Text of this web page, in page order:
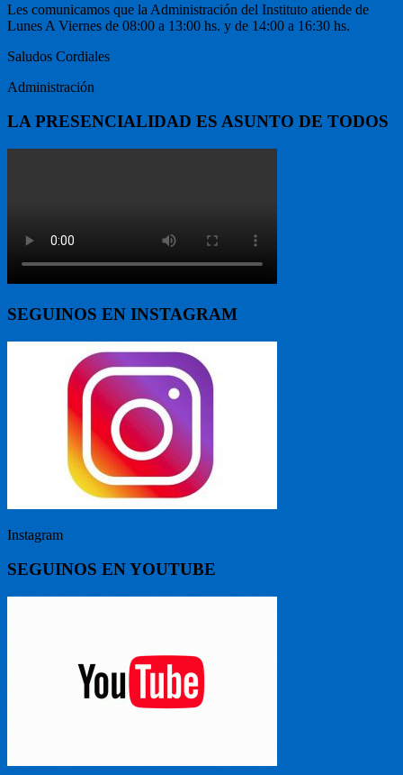
Les comunicamos que la Administración del Instituto atiende de
Lunes A Viernes de 08:00 a 13:00 hs. y de 14:00 a 16:30 hs.
Saludos Cordiales
Administración
LA PRESENCIALIDAD ES ASUNTO DE TODOS
SEGUINOS EN INSTAGRAM
Instagram
SEGUINOS EN YOUTUBE